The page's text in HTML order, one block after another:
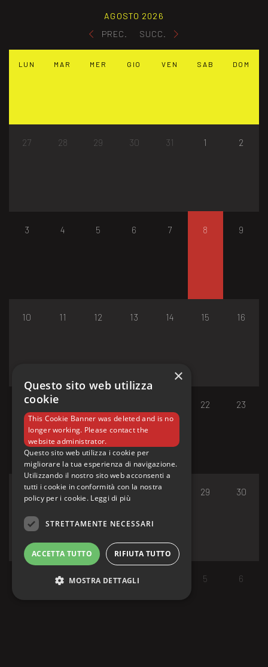
PREC.
AGOSTO 2026
SUCC.
LUN MAR MER GIO VEN SAB DOM
27 28 29 30 31 1 2
3 4 5 6 7 8 9
10 11 12 13 14 15 16
17 18 22 23
24 25 26 27 29 30
1 2 3 5 6
×
Questo sito web utilizza
cookie
This Cookie Banner was deleted and is no
longer working. Please contact the
website administrator.
Questo sito web utilizza i cookie per
migliorare la tua esperienza di navigazione.
Utilizzando il nostro sito web acconsenti a
tutti i cookie in conformità con la nostra
policy per i cookie. Leggi di più
STRETTAMENTE NECESSARI
ACCETTA TUTTO RIFIUTA TUTTO
MOSTRA DETTAGLI